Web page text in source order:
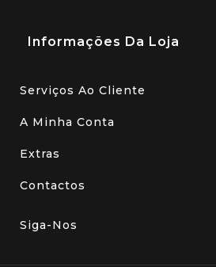
Informações Da Loja
Serviços Ao Cliente
A Minha Conta
Extras
Contactos
Siga-Nos